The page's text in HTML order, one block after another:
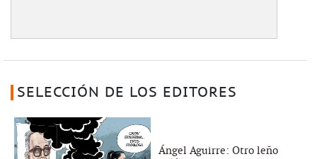
SELECCIÓN DE LOS EDITORES
Ángel Aguirre: Otro leño